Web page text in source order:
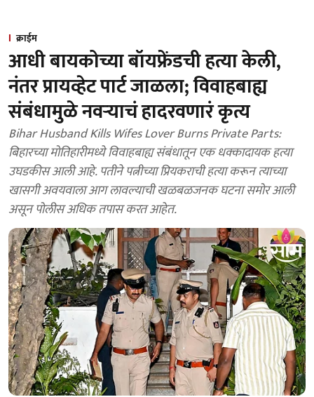
क्राईम
आधी बायकोच्या बॉयफ्रेंडची हत्या केली,
नंतर प्रायव्हेट पार्ट जाळला; विवाहबाह्य
संबंधामुळे नवऱ्याचं हादरवणारं कृत्य
Bihar Husband Kills Wifes Lover Burns Private Parts:
बिहारच्या मोतिहारीमध्ये विवाहबाह्य संबंधातून एक धक्कादायक हत्या
उघडकीस आली आहे. पतीने पत्नीच्या प्रियकराची हत्या करून त्याच्या
खासगी अवयवाला आग लावल्याची खळबळजनक घटना समोर आली
असून पोलीस अधिक तपास करत आहेत.